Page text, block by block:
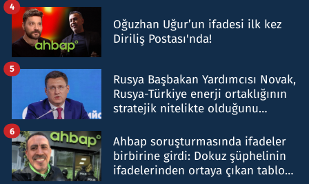
Oğuzhan Uğur’un ifadesi ilk kez
Diriliş Postası'nda!
4
Rusya Başbakan Yardımcısı Novak,
Rusya-Türkiye enerji ortaklığının
stratejik nitelikte olduğunu
5
Ahbap soruşturmasında ifadeler
birbirine girdi: Dokuz şüphelinin
ifadelerinden ortaya çıkan tablo
6